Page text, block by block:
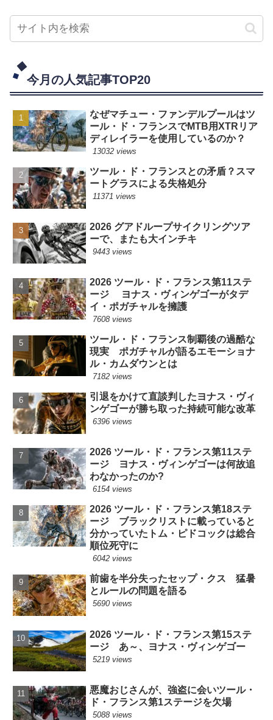
今月の人気記事TOP20
なぜマチュー・ファンデルプールはツ
ール・ド・フランスでMTB用XTRリア
ディレイラーを使用しているのか？
13032 views
ツール・ド・フランスとの矛盾？スマ
ートグラスによる失格処分
11371 views
2026 グアドループサイクリングツア
ーで、またも大インチキ
9443 views
2026 ツール・ド・フランス第11ステ
ージ ヨナス・ヴィンゲゴーがタデ
イ・ポガチャルを擁護
7608 views
ツール・ド・フランス制覇後の過酷な
現実 ポガチャルが語るエモーショナ
ル・カムダウンとは
7182 views
引退をかけて直談判したヨナス・ヴィ
ンゲゴーが勝ち取った持続可能な改革
6396 views
2026 ツール・ド・フランス第11ステ
ージ ヨナス・ヴィンゲゴーは何故追
わなかったのか?
6154 views
2026 ツール・ド・フランス第18ステ
ージ ブラックリストに載っていると
分かっていたトム・ピドコックは総合
順位死守に
6042 views
前歯を半分失ったセップ・クス 猛暑
とルールの問題を語る
5690 views
2026 ツール・ド・フランス第15ステ
ージ あ～、ヨナス・ヴィンゲゴー
5219 views
悪魔おじさんが、強盗に会いツール・
ド・フランス第1ステージを欠場
5088 views